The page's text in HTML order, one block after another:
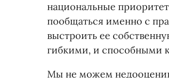
национальные
пообщаться именно с
выстроить ее
гибкими, и способными
Мы не можем